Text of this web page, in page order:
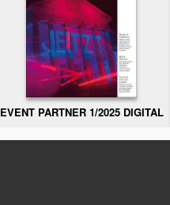
EVENT PARTNER 1/2025 DIGITAL